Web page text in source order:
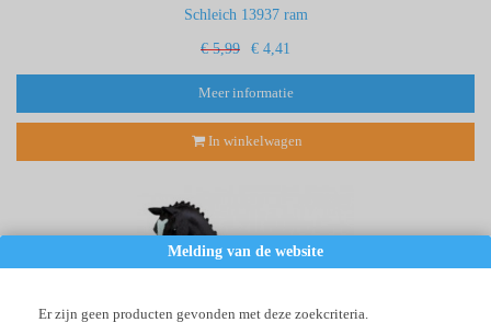
Melding van de website
Er zijn geen producten gevonden met deze zoekcriteria.
Schleich 13937 ram
€ 5,99 € 4,41
Meer informatie
In winkelwagen